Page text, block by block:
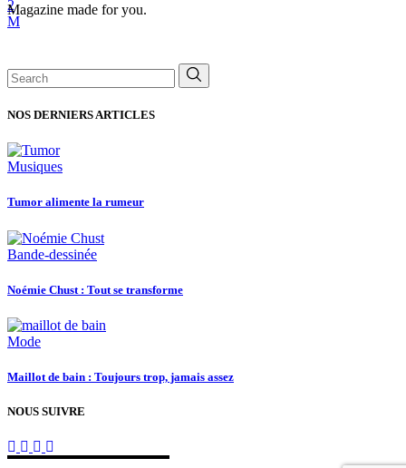
Magazine made for you.
Search
for:
NOS DERNIERS ARTICLES
Musiques
Tumor alimente la rumeur
Bande-dessinée
Noémie Chust : Tout se transforme
Mode
Maillot de bain : Toujours trop, jamais assez
NOUS SUIVRE